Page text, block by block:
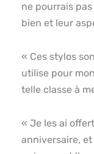
ne pourrais
bien et leur
« Ces stylos
utilise pour
telle classe à
« Je les ai
anniversaire,